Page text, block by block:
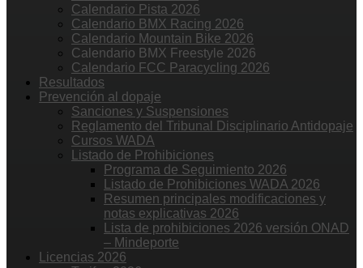
Calendario Pista 2026
Calendario BMX Racing 2026
Calendario Mountain Bike 2026
Calendario BMX Freestyle 2026
Calendario FCC Paracycling 2026
Resultados
Prevención al dopaje
Sanciones y Suspensiones
Reglamento del Tribunal Disciplinario Antidopaje
Cursos WADA
Listado de Prohibiciones
Programa de Seguimiento 2026
Listado de Prohibiciones WADA 2026
Resumen principales modificaciones y
notas explicativas 2026
Lista de prohibiciones 2026 versión ONAD
– Mindeporte
Licencias 2026